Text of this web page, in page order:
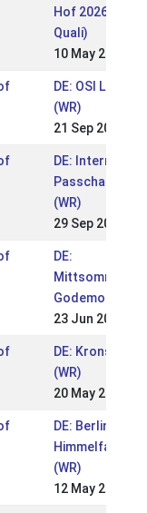
Hof 2026 (WR
Quali)
10 May 2026
DE: OSI
(WR)
21 Sep 2025
DE:
(WR)
29 Sep 2024
DE:
Godemoor
23 Jun 2024
DE: Kronshof
(WR)
20 May 2024
DE: Berliner
(WR)
12 May 2024